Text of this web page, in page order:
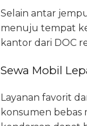
Selain antar
menuju tempat
kantor dari DOC
Sewa Mobil
Layanan favorit
konsumen bebas